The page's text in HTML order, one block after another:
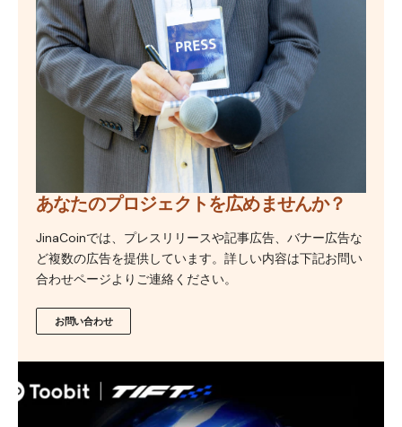
あなたのプロジェクトを広めませんか？
JinaCoinでは、プレスリリースや記事広告、バナー広告な
ど複数の広告を提供しています。詳しい内容は下記お問い
合わせページよりご連絡ください。
お問い合わせ